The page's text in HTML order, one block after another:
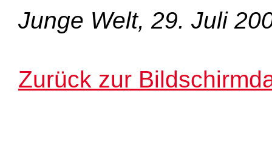
Junge Welt, 29. Juli
Zurück zur